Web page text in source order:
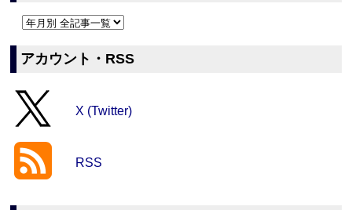
アカウント・RSS
X (Twitter)
RSS